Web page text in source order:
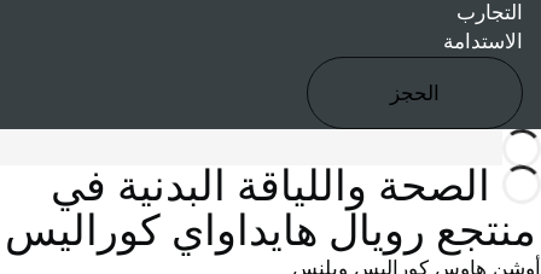
التجارب
الاستدامة
الحجز
الصحة واللياقة البدنية في
منتجع رويال هايداواي كوراليس
أوشن هاوس كوراليس ويلنس